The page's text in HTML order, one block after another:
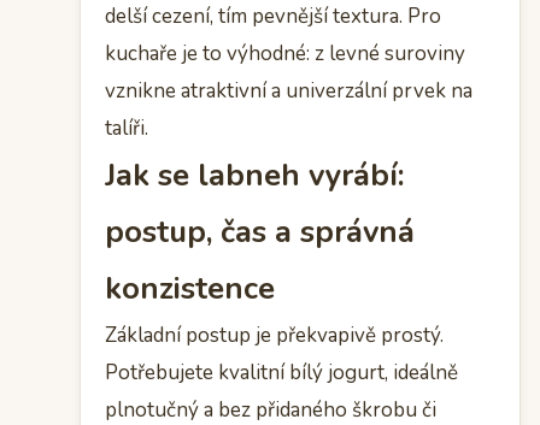
delší cezení, tím pevnější textura. Pro
kuchaře je to výhodné: z levné suroviny
vznikne atraktivní a univerzální prvek na
talíři.
Jak se labneh vyrábí:
postup, čas a správná
konzistence
Základní postup je překvapivě prostý.
Potřebujete kvalitní bílý jogurt, ideálně
plnotučný a bez přidaného škrobu či